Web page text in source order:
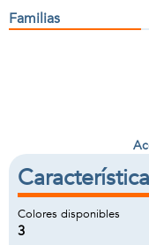
Familias
Colores disponibles
3